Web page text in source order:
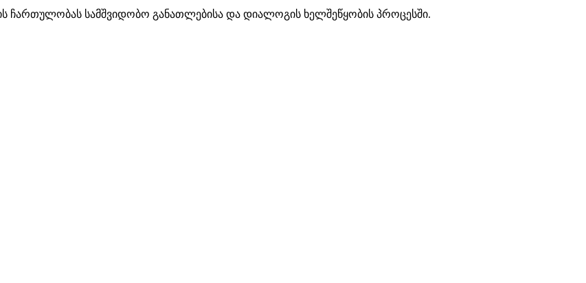
ჩართულობას სამშვიდობო განათლებისა და დიალოგის ხელშეწყობის პროცესში.